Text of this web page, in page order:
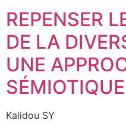
REPENSER
DE LA
UNE
SÉMIOTIQUE
Kalidou SY